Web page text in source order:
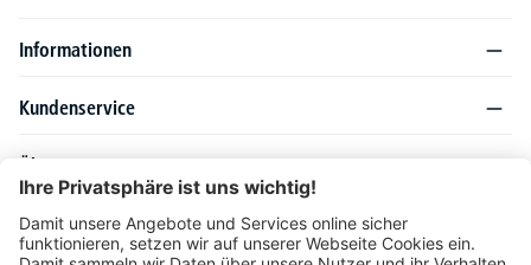
Informationen
Kundenservice
Über DELTA-V
Produktsortiment